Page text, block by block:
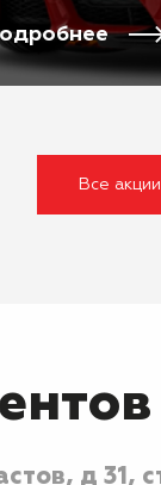
Все
д 31,